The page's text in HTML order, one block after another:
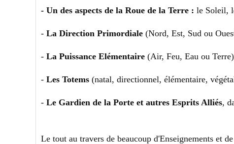
- Un des aspects de la Roue de la Terre : le Soleil,
- La Direction Primordiale (Nord, Est, Sud ou
- La Puissance Elémentaire (Air, Feu, Eau ou Terre)
- Les Totems (natal, directionnel, élémentaire,
- Le Gardien de la Porte et autres Esprits Alliés,
Le tout au travers de beaucoup d'Enseignements et